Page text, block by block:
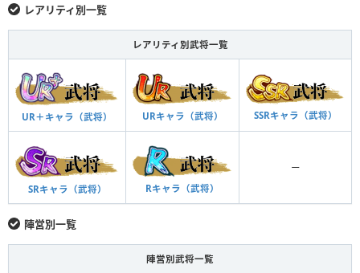
レアリティ別一覧
レアリティ別武将一覧
UR＋キャラ（武将） URキャラ（武将） SSRキャラ（武将）
SRキャラ（武将） Rキャラ（武将）
ー
陣営別一覧
陣営別武将一覧